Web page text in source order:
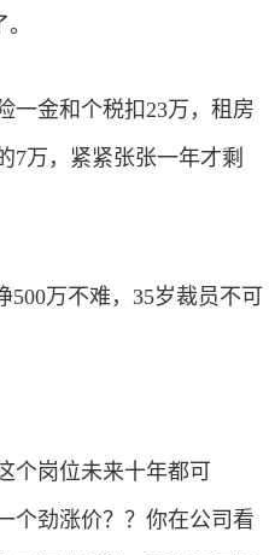
一金和个税扣23万，租房
7万，紧紧张张一年才剩
个岗位未来十年都可
个劲涨价？？你在公司看